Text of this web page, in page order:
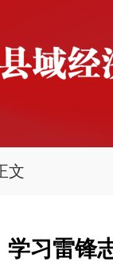
文
学习雷锋